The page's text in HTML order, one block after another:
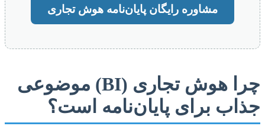
مشاوره رایگان پایان‌نامه هوش تجاری
چرا هوش تجاری (BI) موضوعی
جذاب برای پایان‌نامه است؟